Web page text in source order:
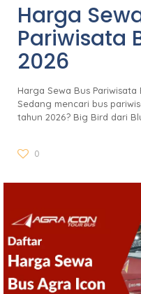
Harga
Pariwisata
2026
Harga Sewa Bus
Sedang mencari bus
tahun 2026? Big Bird dari
0